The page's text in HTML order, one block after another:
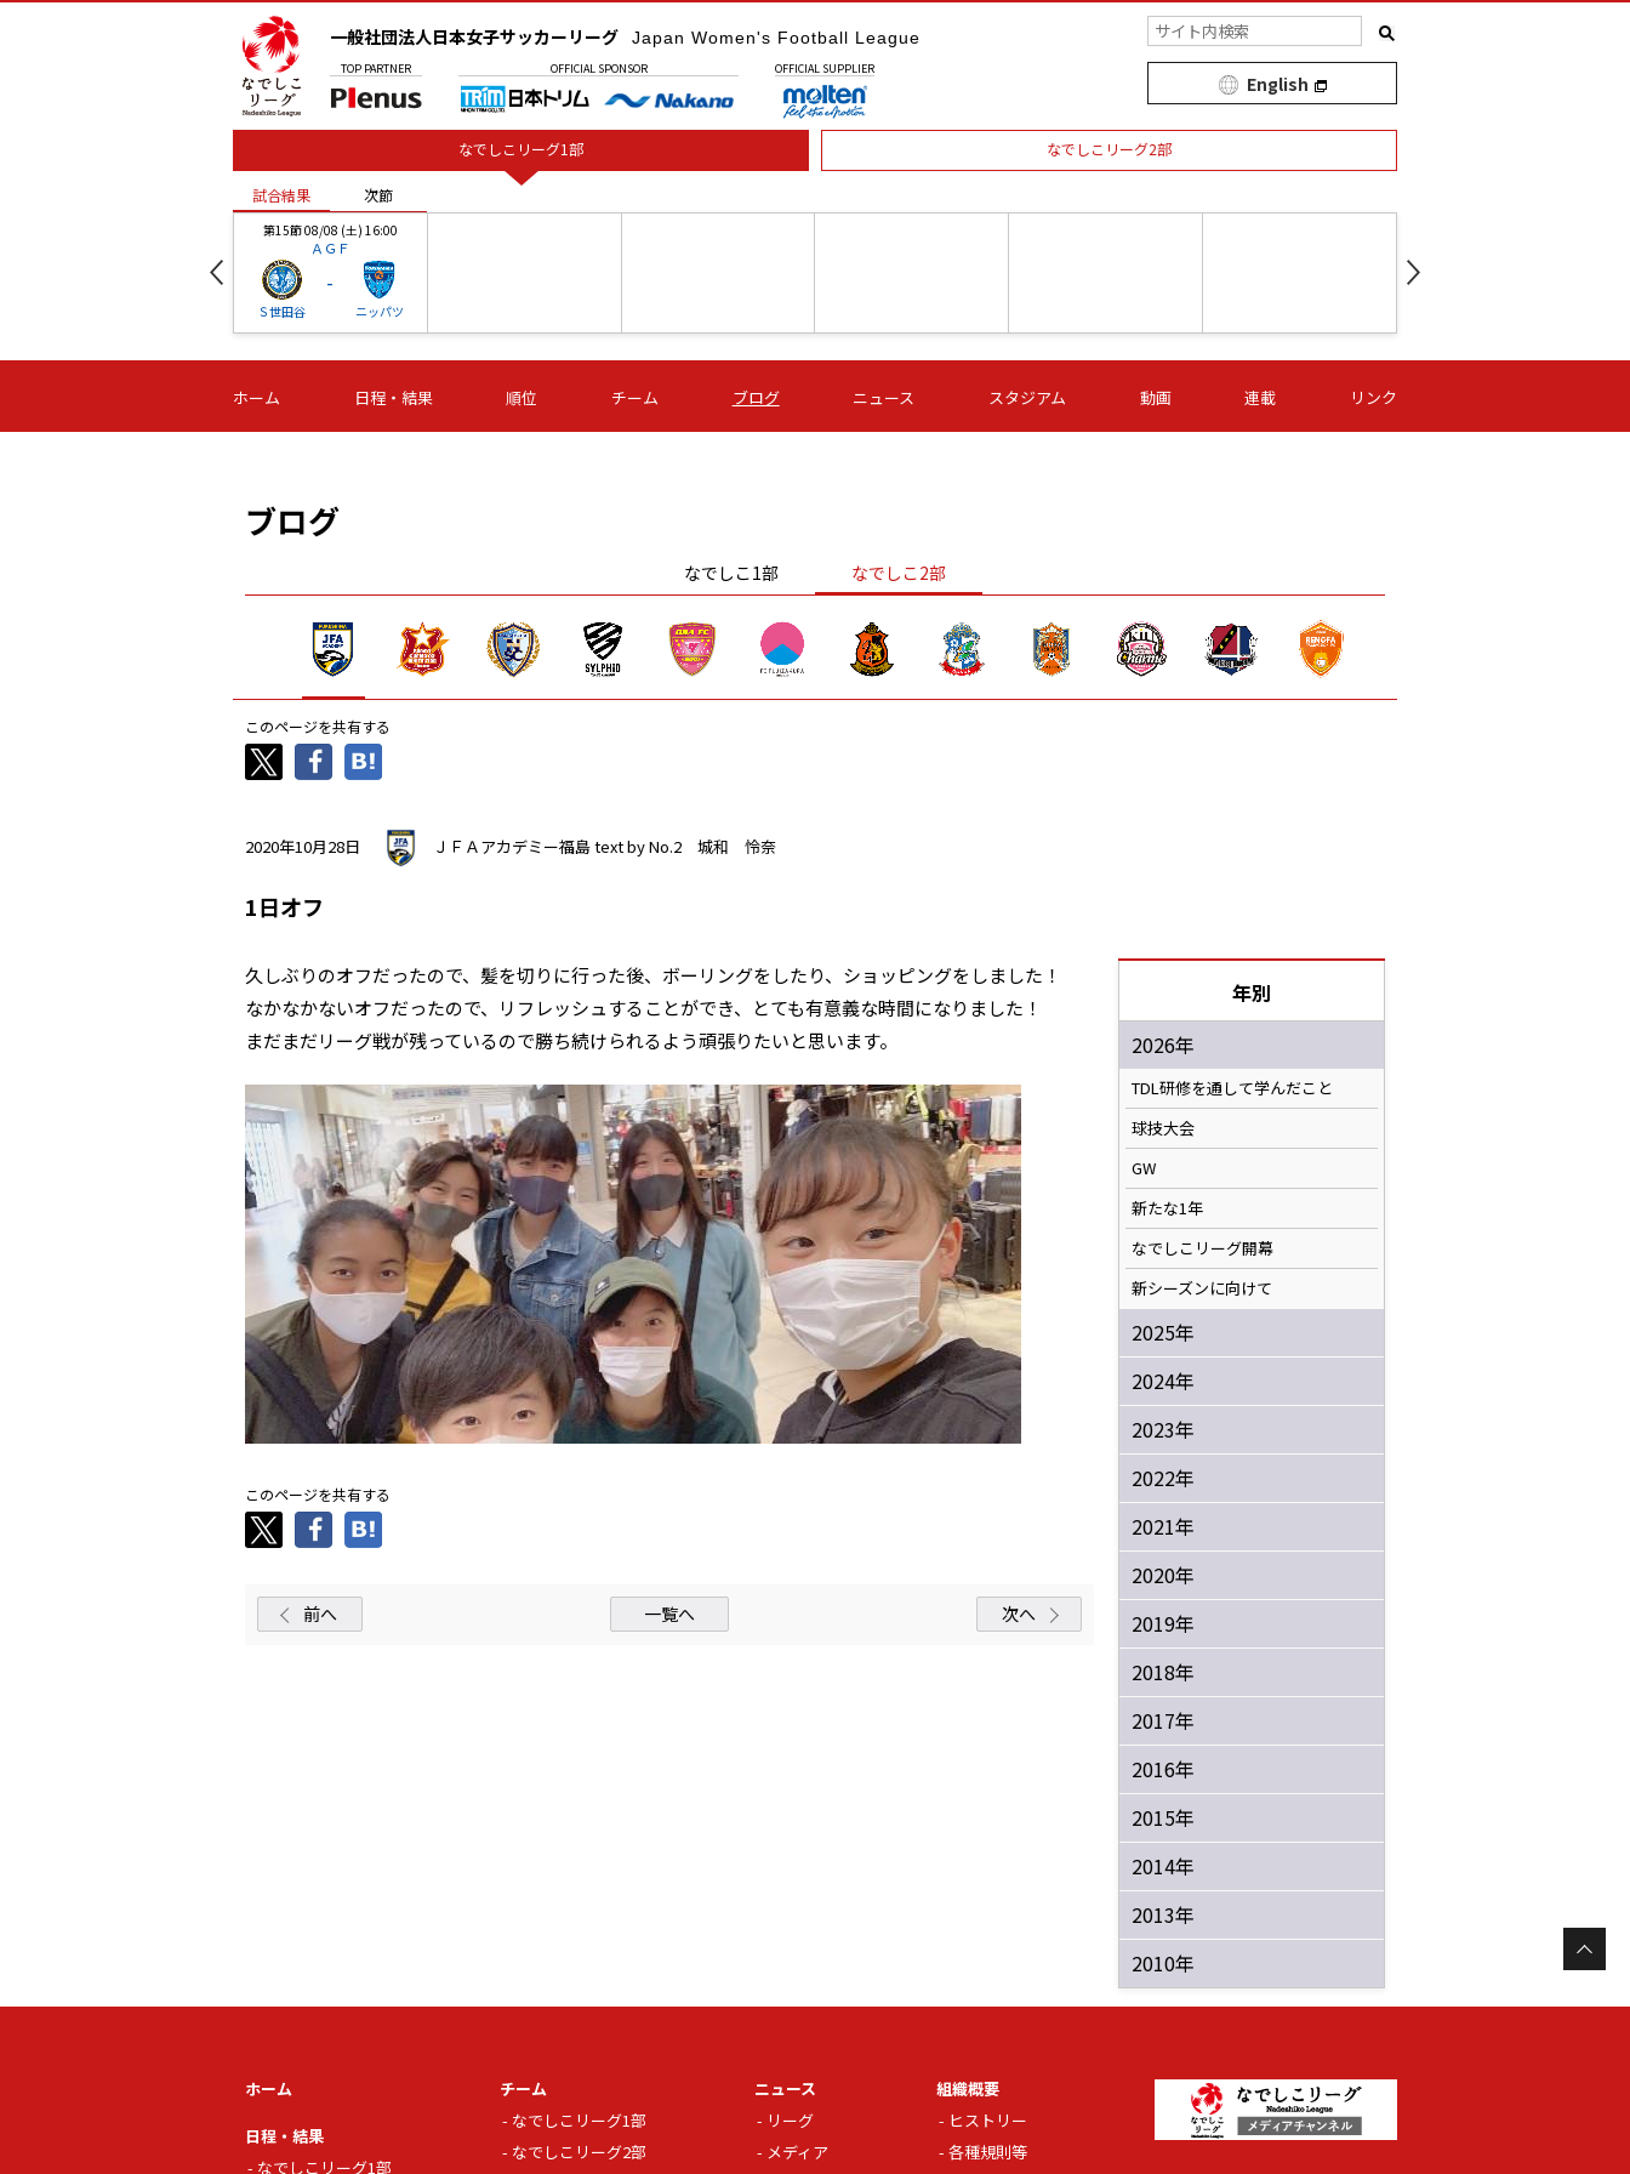
一般社団法人日本女子サッカーリーグ Japan Women's Football League
TOP PARTNER OFFICIAL SPONSOR OFFICIAL SUPPLIER
English
なでしこリーグ1部 なでしこリーグ2部
試合結果 次節
第15節 08/08 (土) 16:00
ＡＧＦ
Ｓ世田谷
-
ニッパツ
-
第16節 09/05 (土) 15:00
ニッパツ
-
第16節 09/05 (土) 15:00
石人の星
-
第16節 09/05 (土) 16:00
ＡＧＦ
-
いちご
-
第16節 09/06 (日) 15:00
-
第16節 09/06 (日) 15:00
- -
試合結果 次節
ホーム 日程・結果 順位 チーム ブログ ニュース スタジアム 動画 連載 リンク
ブログ
なでしこ1部 なでしこ2部
このページを共有する
2020年10月28日 ＪＦＡアカデミー福島text by No.2 城和 怜奈
1日オフ
久しぶりのオフだったので、髪を切りに行った後、ボーリングをしたり、ショッピングをしました！
なかなかないオフだったので、リフレッシュすることができ、とても有意義な時間になりました！
まだまだリーグ戦が残っているので勝ち続けられるよう頑張りたいと思います。
このページを共有する
前へ 一覧へ 次へ
年別
2026年
TDL研修を通して学んだこと
球技大会
GW
新たな1年
なでしこリーグ開幕
新シーズンに向けて
2025年
2024年
2023年
2022年
2021年
2020年
2019年
2018年
2017年
2016年
2015年
2014年
2013年
2010年
ホーム
日程・結果
なでしこリーグ1部
チーム
なでしこリーグ1部
なでしこリーグ2部
ニュース
リーグ
メディア
組織概要
ヒストリー
各種規則等